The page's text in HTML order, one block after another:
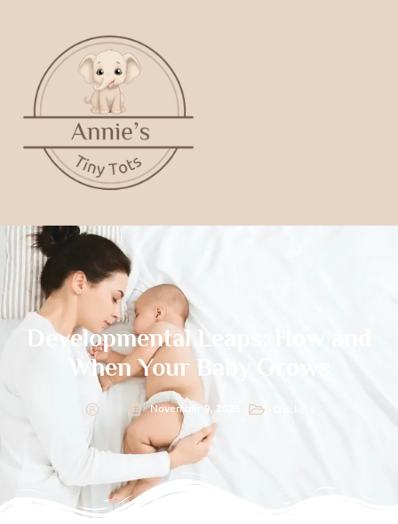
Developmental Leaps: How and
When Your Baby Grows
November 9, 2025